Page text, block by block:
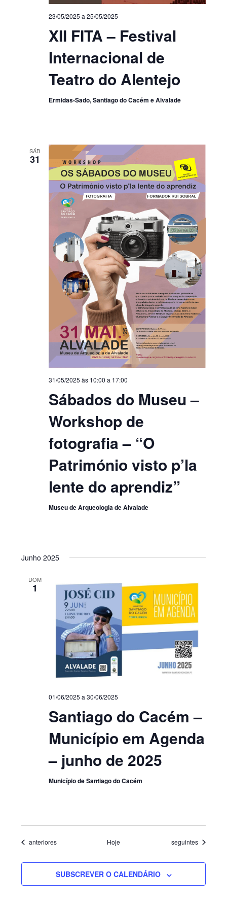
XII FITA – Festival
Internacional de
Teatro do Alentejo
23/05/2025 a 25/05/2025
Ermidas-Sado, Santiago do Cacém e Alvalade
SÁB
31
Sábados do Museu –
Workshop de
fotografia – “O
Património visto p’la
lente do aprendiz”
31/05/2025 às 10:00 a 17:00
Museu de Arqueologia de Alvalade
Junho 2025
DOM
1
Santiago do Cacém –
Município em Agenda
– junho de 2025
01/06/2025 a 30/06/2025
Município de Santiago do Cacém
Eventos
anteriores Hoje Eventos
seguintes
SUBSCREVER O CALENDÁRIO